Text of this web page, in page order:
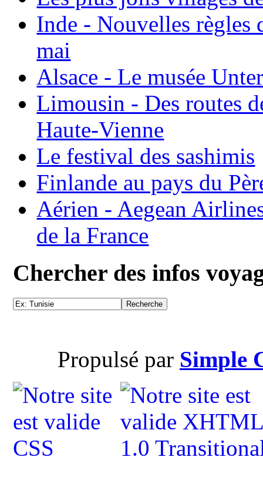
Inde - Nouvelles règles
mai
Alsace - Le musée
Limousin - Des routes
Haute-Vienne
Le festival des sashimis
Finlande au pays du
Aérien - Aegean
de la France
Chercher des infos
Propulsé par Simple